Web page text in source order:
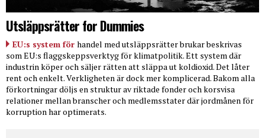
Utsläppsrätter for Dummies
EU:s system för handel med utsläppsrätter brukar beskrivas
som EU:s flaggskeppsverktyg för klimatpolitik. Ett system där
industrin köper och säljer rätten att släppa ut koldioxid. Det låter
rent och enkelt. Verkligheten är dock mer komplicerad. Bakom alla
förkortningar döljs en struktur av riktade fonder och korsvisa
relationer mellan branscher och medlemsstater där jordmånen för
korruption har optimerats.